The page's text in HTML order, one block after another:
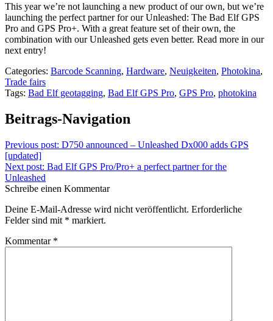
This year we’re not launching a new product of our own, but we’re
launching the perfect partner for our Unleashed: The Bad Elf GPS
Pro and GPS Pro+. With a great feature set of their own, the
combination with our Unleashed gets even better. Read more in our
next entry!
Categories: Barcode Scanning, Hardware, Neuigkeiten, Photokina,
Trade fairs
Tags: Bad Elf geotagging, Bad Elf GPS Pro, GPS Pro, photokina
Beitrags-Navigation
Previous post: D750 announced – Unleashed Dx000 adds GPS
[updated]
Next post: Bad Elf GPS Pro/Pro+ a perfect partner for the
Unleashed
Schreibe einen Kommentar
Deine E-Mail-Adresse wird nicht veröffentlicht. Erforderliche
Felder sind mit * markiert.
Kommentar *